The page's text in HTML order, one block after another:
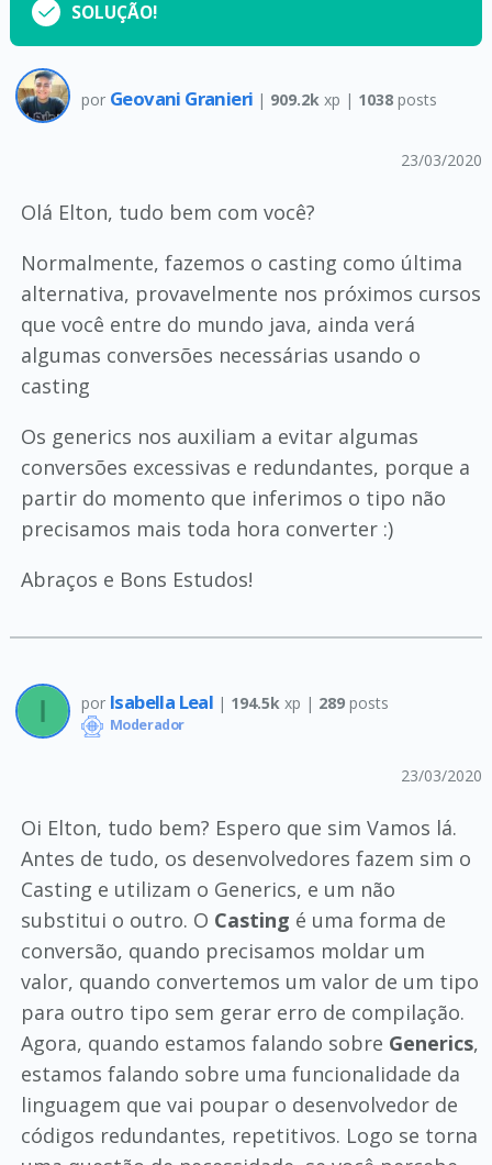
SOLUÇÃO!
por Geovani Granieri | 909.2k xp | 1038posts
23/03/2020
Olá Elton, tudo bem com você?
Normalmente, fazemos o casting como última
alternativa, provavelmente nos próximos cursos
que você entre do mundo java, ainda verá
algumas conversões necessárias usando o
casting
Os generics nos auxiliam a evitar algumas
conversões excessivas e redundantes, porque a
partir do momento que inferimos o tipo não
precisamos mais toda hora converter :)
Abraços e Bons Estudos!
por Isabella Leal | 194.5k xp | 289posts
Moderador
23/03/2020
Oi Elton, tudo bem? Espero que sim Vamos lá.
Antes de tudo, os desenvolvedores fazem sim o
Casting e utilizam o Generics, e um não
substitui o outro. O Casting é uma forma de
conversão, quando precisamos moldar um
valor, quando convertemos um valor de um tipo
para outro tipo sem gerar erro de compilação.
Agora, quando estamos falando sobre Generics,
estamos falando sobre uma funcionalidade da
linguagem que vai poupar o desenvolvedor de
códigos redundantes, repetitivos. Logo se torna